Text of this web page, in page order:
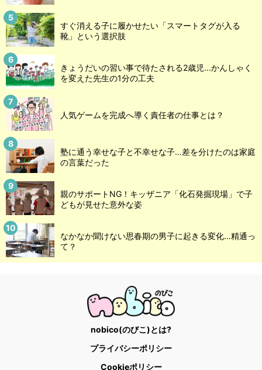
すぐ消える子に履かせたい「スマートタグが入る
靴」という選択肢
きょうだいの習い事で待たされる2歳児...かんしゃく
を変えた先生の1分の工夫
人気ゲームを完成へ導く責任者の仕事とは？
塾に通う幸せな子と不幸せな子…差を分けたのは家庭
の言葉だった
親のサポートNG！キッザニア「化石発掘現場」で子
どもが見せた意外な姿
なかなか聞けない思春期の男子に起きる変化…精通っ
て？
nobico(のびこ)とは?
プライバシーポリシー
Cookieポリシー